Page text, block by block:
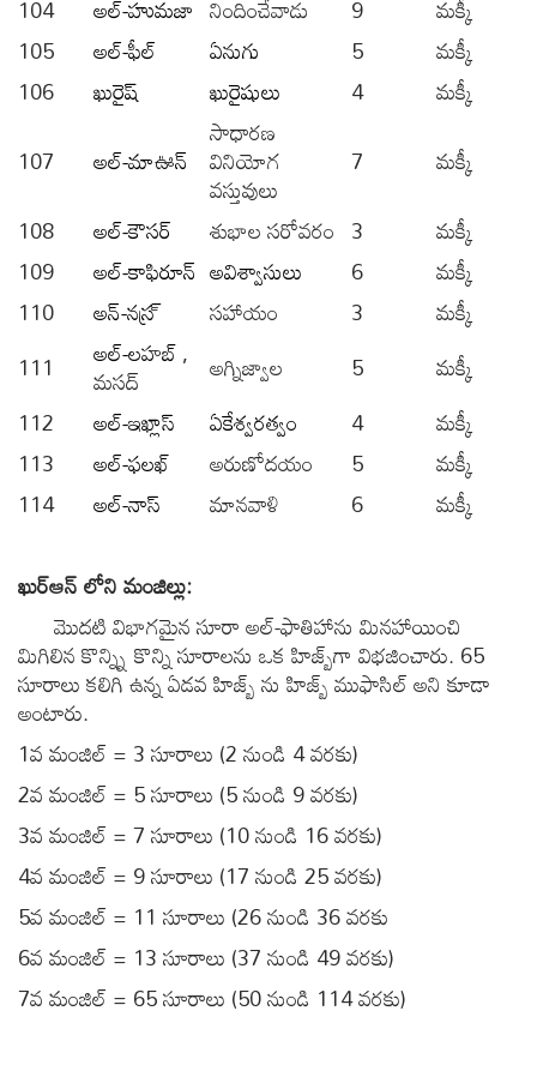
104
అల్-హుమజా నిందించేవాడు 9
మక్కీ
105
అల్-ఫీల్ ఏనుగు 5
మక్కీ
106
ఖురైష్ ఖురైషులు 4
మక్కీ
107
అల్-మాఊన్
సాధారణ
వినియోగ
వస్తువులు
7
మక్కీ
108
అల్-కౌసర్ శుభాల సరోవరం 3
మక్కీ
109
అల్-కాఫిరూన్ అవిశ్వాసులు 6
మక్కీ
110
అన్-నస్ర్ సహాయం 3
మక్కీ
111
అల్-లహబ్,
మసద్ అగ్నిజ్వాల 5
మక్కీ
112
అల్-ఇఖ్లాస్ ఏకేశ్వరత్వం 4
మక్కీ
113
అల్-ఫలఖ్ అరుణోదయం 5
మక్కీ
114
అల్-నాస్ మానవాళి 6
మక్కీ
ఖుర్ఆన్ లోని మంజిల్లు:
మొదటి విభాగమైన సూరా అల్-ఫాతిహాను మినహాయించి
మిగిలిన కొన్న్ని కొన్ని సూరాలను ఒక హిజ్బ్‌గా విభజించారు. 65
సూరాలు కలిగి ఉన్న ఏడవ హిజ్బ్ ను హిజ్బ్ ముఫాసిల్ అని కూడా
అంటారు.
1వ మంజిల్ = 3 సూరాలు (2 నుండి 4 వరకు)
2వ మంజిల్ = 5 సూరాలు (5 నుండి 9 వరకు)
3వ మంజిల్ = 7 సూరాలు (10 నుండి 16 వరకు)
4వ మంజిల్ = 9 సూరాలు (17 నుండి 25 వరకు)
5వ మంజిల్ = 11 సూరాలు (26 నుండి 36 వరకు
6వ మంజిల్ = 13 సూరాలు (37 నుండి 49 వరకు)
7వ మంజిల్ = 65 సూరాలు (50 నుండి 114 వరకు)